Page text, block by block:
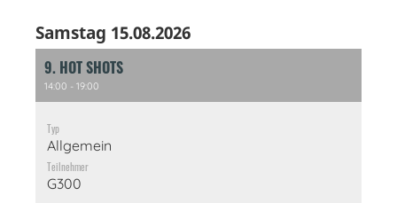
Samstag 15.08.2026
9. HOT SHOTS
14:00 - 19:00
Typ
Allgemein
Teilnehmer
G300